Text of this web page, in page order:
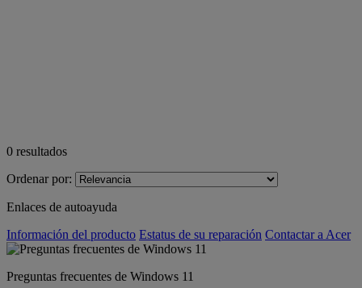
0 resultados
Ordenar por:
Enlaces de autoayuda
Información del producto Estatus de su reparación Contactar a Acer
Preguntas frecuentes de Windows 11